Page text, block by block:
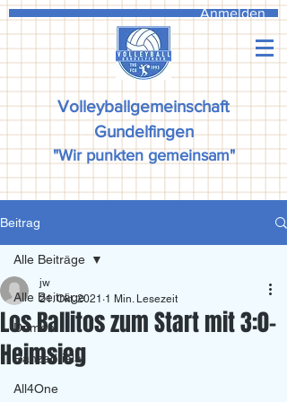
Anmelden
Volleyballgemeinschaft
Gundelfingen
"Wir punkten gemeinsam"
Beitrag
Alle Beiträge
Damen
Ranzadriala
All4One
Alle Beiträge
Los Ballitos zum Start mit 3:0-
Heimsieg
jw
21. Okt. 2021 1 Min. Lesezeit